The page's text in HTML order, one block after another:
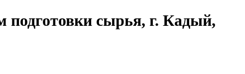
подготовки сырья, г. Кадый,